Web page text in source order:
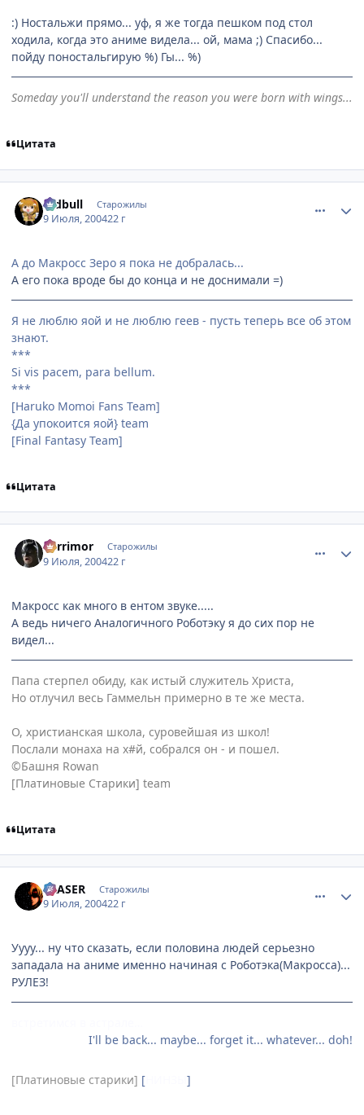
:) Ностальжи прямо... уф, я же тогда пешком под стол
ходила, когда это аниме видела... ой, мама ;) Спасибо...
пойду поностальгирую %) Гы... %)
Someday you'll understand the reason you were born with wings...
Цитата
redbull Старожилы
9 Июля, 200422 г
А до Макросс Зеро я пока не добралась...
А его пока вроде бы до конца и не доснимали =)
Я не люблю яой и не люблю геев - пусть теперь все об этом
знают.
***
Si vis pacem, para bellum.
***
[Haruko Momoi Fans Team]
{Да упокоится яой} team
[Final Fantasy Team]
Цитата
Berrimor Старожилы
9 Июля, 200422 г
Макросс как много в ентом звуке.....
А ведь ничего Аналогичного Роботэку я до сих пор не
видел...
Папа стерпел обиду, как истый служитель Христа,
Но отлучил весь Гаммельн примерно в те же места.
О, христианская школа, суровейшая из школ!
Послали монаха на х#й, собрался он - и пошел.
©Башня Rowan
[Платиновые Старики] team
Цитата
ERASER Старожилы
9 Июля, 200422 г
Уууу... ну что сказать, если половина людей серьезно
западала на аниме именно начиная с Роботэка(Макросса)...
РУЛЕЗ!
I'll be back... maybe... forget it... whatever... doh!
[Платиновые старики] [ ]